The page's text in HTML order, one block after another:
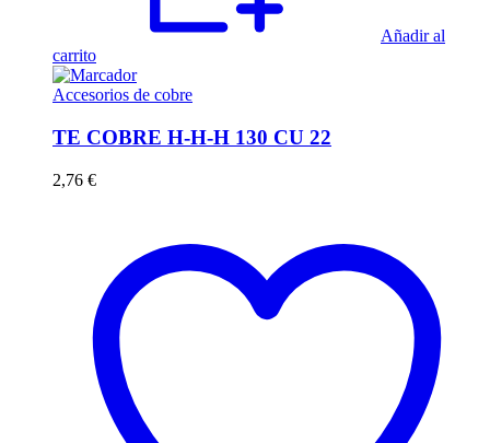
Añadir al
carrito
Accesorios de cobre
TE COBRE H-H-H 130 CU 22
2,76 €